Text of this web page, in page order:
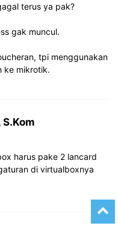
terus ya pak?
gak muncul.
tpi menggunakan
ke mikrotik.
harus pake 2 lancard
di virtualboxnya